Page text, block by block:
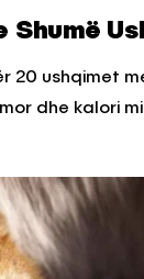
Shumë
20 ushqimet
dhe kalori